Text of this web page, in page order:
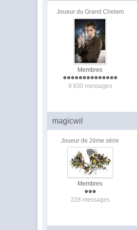
Joueur du Grand Chelem
Membres
9 830 messages
magicwil
Joueur de 2ème série
Membres
228 messages